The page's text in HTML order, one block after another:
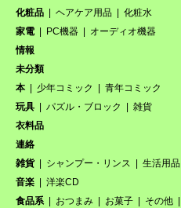
化粧品
ヘアケア用品
化粧水
家電
PC機器
オーディオ機器
情報
未分類
本
少年コミック
青年コミック
玩具
パズル・ブロック
雑貨
衣料品
連絡
雑貨
シャンプー・リンス
生活用品
音楽
洋楽CD
食品系
おつまみ お菓子 その他